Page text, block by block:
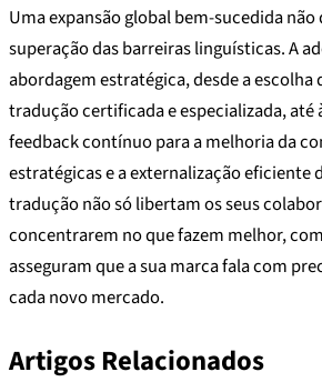
Uma expansão global bem-sucedida não
superação das barreiras linguísticas. A
abordagem estratégica, desde a escolha
tradução certificada e especializada, até
feedback contínuo para a melhoria da
estratégicas e a externalização eficiente
tradução não só libertam os seus
concentrarem no que fazem melhor,
asseguram que a sua marca fala com
cada novo mercado.
Artigos Relacionados